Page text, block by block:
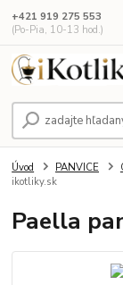
+421 919 275 553
(Po-Pia, 10-13 hod.)
Úvod PANVICE
ikotliky.sk
Paella